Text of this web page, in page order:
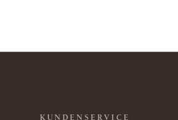
KUNDENSERVICE